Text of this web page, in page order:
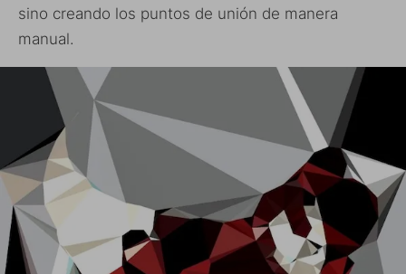
sino creando los puntos de unión de manera
manual.